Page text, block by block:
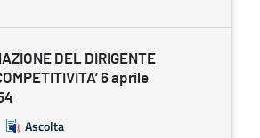
DEL DIRIGENTE
6 aprile
Ascolta